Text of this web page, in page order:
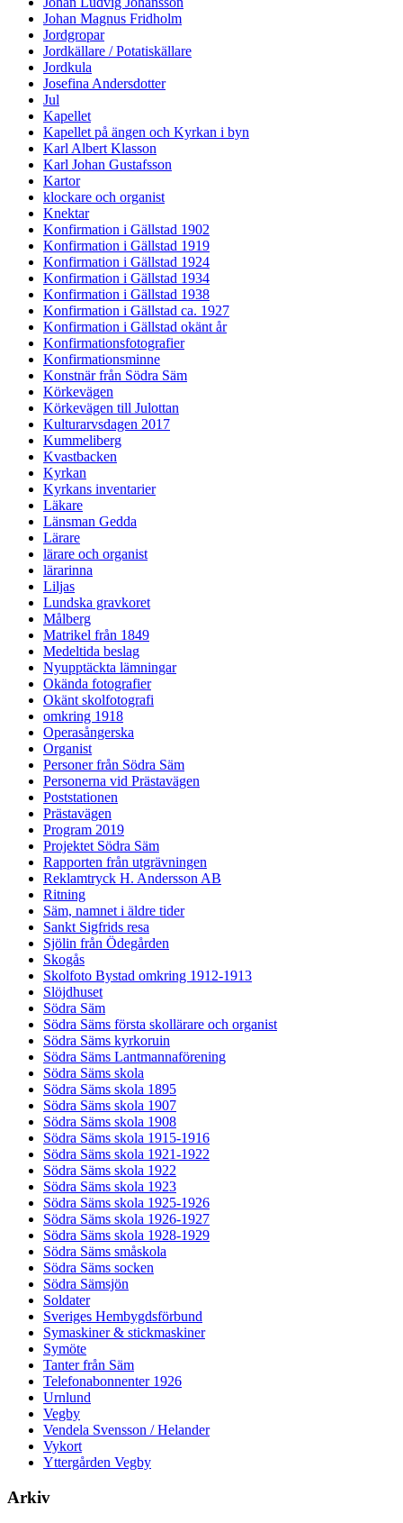
Johan Magnus Fridholm
Jordgropar
Jordkällare / Potatiskällare
Jordkula
Josefina Andersdotter
Jul
Kapellet
Kapellet på ängen och Kyrkan i byn
Karl Albert Klasson
Karl Johan Gustafsson
Kartor
klockare och organist
Knektar
Konfirmation i Gällstad 1902
Konfirmation i Gällstad 1919
Konfirmation i Gällstad 1924
Konfirmation i Gällstad 1934
Konfirmation i Gällstad 1938
Konfirmation i Gällstad ca. 1927
Konfirmation i Gällstad okänt år
Konfirmationsfotografier
Konfirmationsminne
Konstnär från Södra Säm
Körkevägen
Körkevägen till Julottan
Kulturarvsdagen 2017
Kummeliberg
Kvastbacken
Kyrkan
Kyrkans inventarier
Läkare
Länsman Gedda
Lärare
lärare och organist
lärarinna
Liljas
Lundska gravkoret
Målberg
Matrikel från 1849
Medeltida beslag
Nyupptäckta lämningar
Okända fotografier
Okänt skolfotografi
omkring 1918
Operasångerska
Organist
Personer från Södra Säm
Personerna vid Prästavägen
Poststationen
Prästavägen
Program 2019
Projektet Södra Säm
Rapporten från utgrävningen
Reklamtryck H. Andersson AB
Ritning
Säm, namnet i äldre tider
Sankt Sigfrids resa
Sjölin från Ödegården
Skogås
Skolfoto Bystad omkring 1912-1913
Slöjdhuset
Södra Säm
Södra Säms första skollärare och organist
Södra Säms kyrkoruin
Södra Säms Lantmannaförening
Södra Säms skola
Södra Säms skola 1895
Södra Säms skola 1907
Södra Säms skola 1908
Södra Säms skola 1915-1916
Södra Säms skola 1921-1922
Södra Säms skola 1922
Södra Säms skola 1923
Södra Säms skola 1925-1926
Södra Säms skola 1926-1927
Södra Säms skola 1928-1929
Södra Säms småskola
Södra Säms socken
Södra Sämsjön
Soldater
Sveriges Hembygdsförbund
Symaskiner & stickmaskiner
Symöte
Tanter från Säm
Telefonabonnenter 1926
Urnlund
Vegby
Vendela Svensson / Helander
Vykort
Yttergården Vegby
Arkiv